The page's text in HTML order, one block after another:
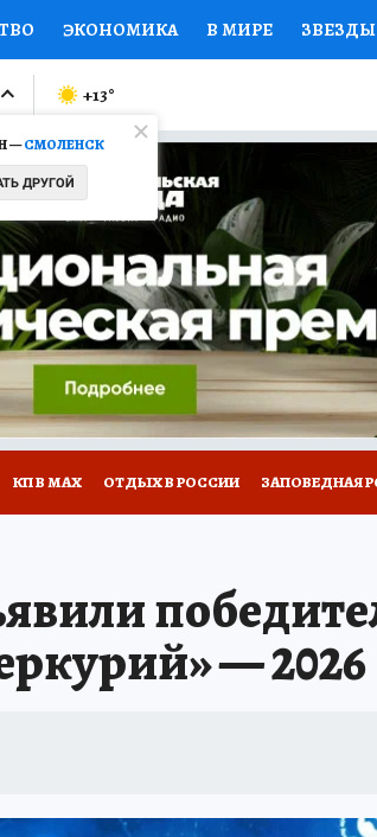
ЭКОНОМИКА В МИРЕ ЗВЕЗДЫ
НАЦИОНАЛЬНЫЕ
Я ЗНАЮ СЕМЬЯ ЖЕНСКИЕ
СЕРИАЛЫ СПЕЦПРОЕКТЫ
КОНКУРСЫ РАБОТА У НАС
—СМОЛЕНСК
ДРУГОЙ
+13°
КП В МАХ ОТДЫХ В РОССИИ ЗАПОВЕДНАЯ
— 2026